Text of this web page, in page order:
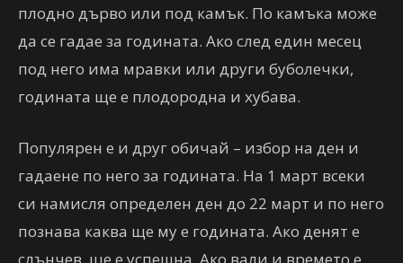
плодно дърво или под камък. По камъка може
да се гадае за годината. Ако след един месец
под него има мравки или други буболечки,
годината ще е плодородна и хубава.
Популярен е и друг обичай – избор на ден и
гадаене по него за годината. На 1 март всеки
си намисля определен ден до 22 март и по него
познава каква ще му е годината. Ако денят е